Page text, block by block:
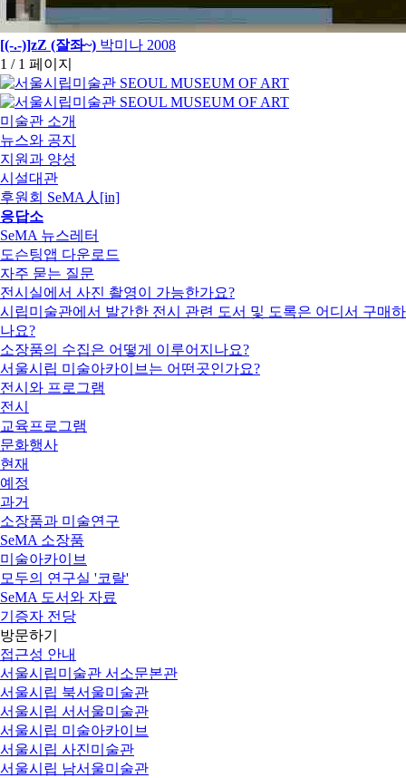
[(-.-)]zZ (잘좌~) 박미나 2008
1 / 1 페이지
미술관 소개
뉴스와 공지
지원과 양성
시설대관
후원회 SeMA人[in]
응답소
SeMA 뉴스레터
도슨팅앱 다운로드
자주 묻는 질문
전시실에서 사진 촬영이 가능한가요?
시립미술관에서 발간한 전시 관련 도서 및 도록은 어디서 구매하
나요?
소장품의 수집은 어떻게 이루어지나요?
서울시립 미술아카이브는 어떤곳인가요?
전시와 프로그램
전시
교육프로그램
문화행사
현재
예정
과거
소장품과 미술연구
SeMA 소장품
미술아카이브
모두의 연구실 '코랄'
SeMA 도서와 자료
기증자 전당
방문하기
접근성 안내
서울시립미술관 서소문본관
서울시립 북서울미술관
서울시립 서서울미술관
서울시립 미술아카이브
서울시립 사진미술관
서울시립 남서울미술관